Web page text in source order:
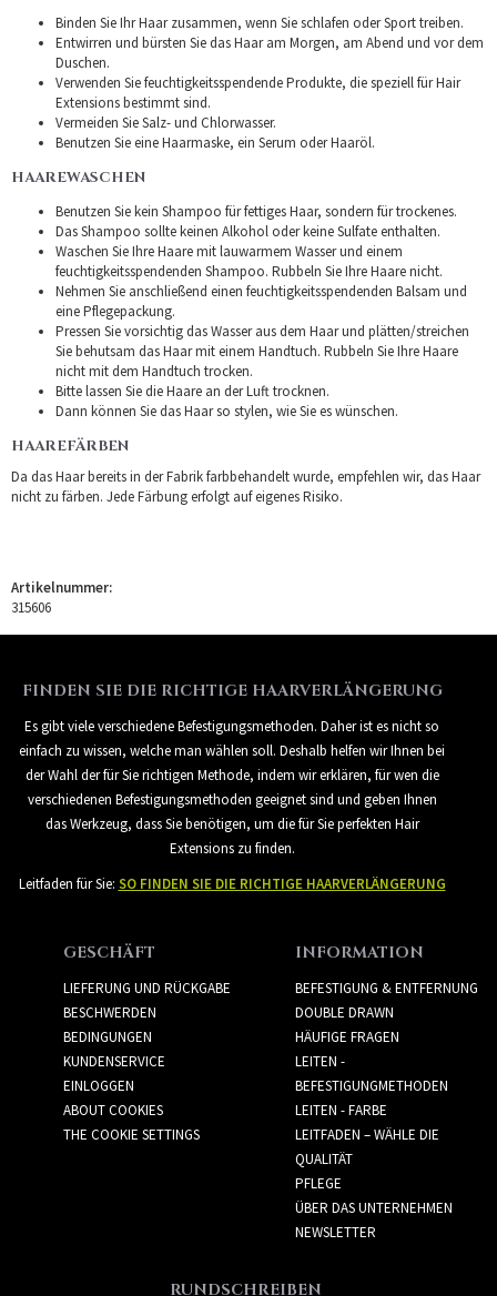
Binden Sie Ihr Haar zusammen, wenn Sie schlafen oder Sport treiben.
Entwirren und bürsten Sie das Haar am Morgen, am Abend und vor dem
Duschen.
Verwenden Sie feuchtigkeitsspendende Produkte, die speziell für Hair
Extensions bestimmt sind.
Vermeiden Sie Salz- und Chlorwasser.
Benutzen Sie eine Haarmaske, ein Serum oder Haaröl.
HAAREWASCHEN
Benutzen Sie kein Shampoo für fettiges Haar, sondern für trockenes.
Das Shampoo sollte keinen Alkohol oder keine Sulfate enthalten.
Waschen Sie Ihre Haare mit lauwarmem Wasser und einem
feuchtigkeitsspendenden Shampoo. Rubbeln Sie Ihre Haare nicht.
Nehmen Sie anschließend einen feuchtigkeitsspendenden Balsam und
eine Pflegepackung.
Pressen Sie vorsichtig das Wasser aus dem Haar und plätten/streichen
Sie behutsam das Haar mit einem Handtuch. Rubbeln Sie Ihre Haare
nicht mit dem Handtuch trocken.
Bitte lassen Sie die Haare an der Luft trocknen.
Dann können Sie das Haar so stylen, wie Sie es wünschen.
HAAREFÄRBEN
Da das Haar bereits in der Fabrik farbbehandelt wurde, empfehlen wir, das Haar
nicht zu färben. Jede Färbung erfolgt auf eigenes Risiko.
Artikelnummer:
315606
FINDEN SIE DIE RICHTIGE HAARVERLÄNGERUNG
Es gibt viele verschiedene Befestigungsmethoden. Daher ist es nicht so
einfach zu wissen, welche man wählen soll. Deshalb helfen wir Ihnen bei
der Wahl der für Sie richtigen Methode, indem wir erklären, für wen die
verschiedenen Befestigungsmethoden geeignet sind und geben Ihnen
das Werkzeug, dass Sie benötigen, um die für Sie perfekten Hair
Extensions zu finden.
Leitfaden für Sie: SO FINDEN SIE DIE RICHTIGE HAARVERLÄNGERUNG
GESCHÄFT
LIEFERUNG UND RÜCKGABE
BESCHWERDEN
BEDINGUNGEN
KUNDENSERVICE
EINLOGGEN
ABOUT COOKIES
THE COOKIE SETTINGS
INFORMATION
BEFESTIGUNG & ENTFERNUNG
DOUBLE DRAWN
HÄUFIGE FRAGEN
LEITEN -
BEFESTIGUNGMETHODEN
LEITEN - FARBE
LEITFADEN – WÄHLE DIE
QUALITÄT
PFLEGE
ÜBER DAS UNTERNEHMEN
NEWSLETTER
RUNDSCHREIBEN